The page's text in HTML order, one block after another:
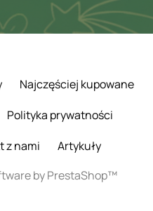
Najczęściej kupowane
Polityka prywatności
z nami
Artykuły
by PrestaShop™